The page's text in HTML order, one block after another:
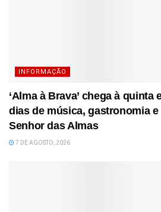
INFORMAÇÃO
‘Alma à Brava’ chega à
dias de música, gastronomia
Senhor das Almas
7 DE AGOSTO, 2026